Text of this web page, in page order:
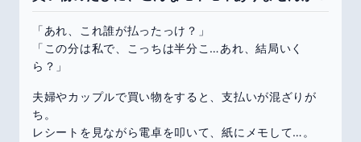
「あれ、これ誰が払ったっけ？」
「この分は私で、こっちは半分こ…あれ、結局いく
ら？」
夫婦やカップルで買い物をすると、支払いが混ざりが
ち。
レシートを見ながら電卓を叩いて、紙にメモして…。